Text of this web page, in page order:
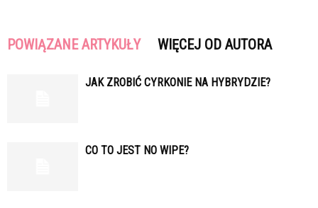
POWIĄZANE ARTYKUŁY WIĘCEJ OD AUTORA
JAK ZROBIĆ CYRKONIE NA HYBRYDZIE?
CO TO JEST NO WIPE?